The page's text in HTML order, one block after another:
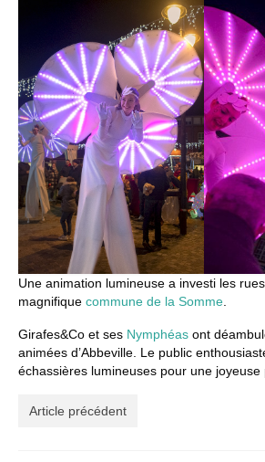
Une animation lumineuse a investi les rues
magnifique commune de la Somme
Girafes&Co et ses Nymphéas ont
animées d’Abbeville. Le public
échassières lumineuses pour une joyeuse
Article précédent